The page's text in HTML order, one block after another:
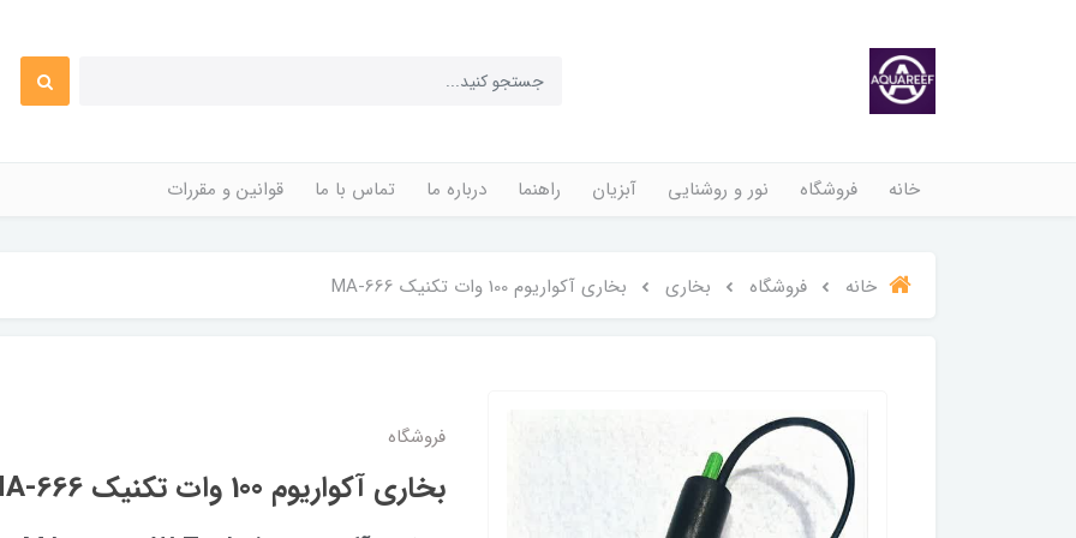
خانه فروشگاه نور و روشنایی آبزیان راهنما درباره ما تماس با ما قوانین و مقررات
خانه فروشگاه بخاری بخاری آکواریوم 100 وات تکنیک MA-666
فروشگاه
بخاری آکواریوم 100 وات تکنیک MA-666